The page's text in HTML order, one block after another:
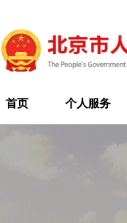
首页 个人服务